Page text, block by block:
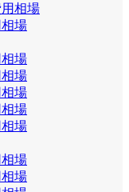
相場
場
場
場
場
場
場
場
場